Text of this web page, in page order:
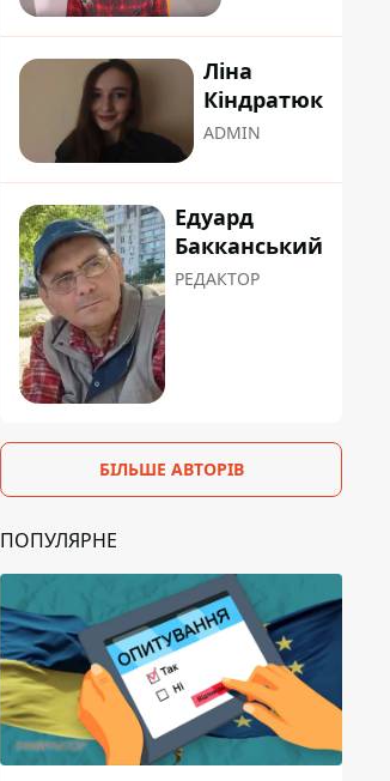
Ліна
Кіндратюк
ADMIN
Едуард
Бакканський
РЕДАКТОР
БІЛЬШЕ АВТОРІВ
ПОПУЛЯРНЕ